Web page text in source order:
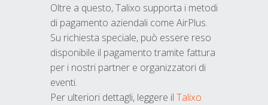
Oltre a questo, Talixo supporta i metodi
di pagamento aziendali come AirPlus.
Su richiesta speciale, può essere reso
disponibile il pagamento tramite fattura
per i nostri partner e organizzatori di
eventi.
Per ulteriori dettagli, leggere il Talixo